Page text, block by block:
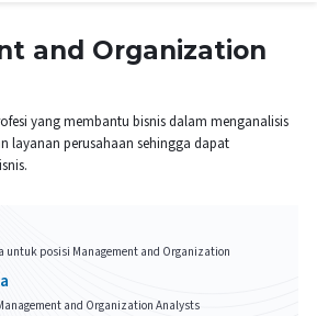
and Organization
yang membantu bisnis dalam menganalisis
layanan perusahaan sehingga dapat
untuk posisi Management and Organization
and Organization Analysts